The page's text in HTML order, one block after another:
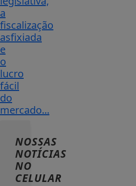
a
fiscalização
asfixiada
e
o
lucro
fácil
do
mercado...
NOSSAS
NOTÍCIAS
NO
CELULAR